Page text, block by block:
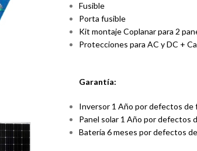
Fusible
Porta fusible
Kit montaje Coplanar para 2
Protecciones para AC y DC +
Garantía:
Inversor 1 Año por defectos de
Panel solar 1 Año por defectos
Batería 6 meses por defectos